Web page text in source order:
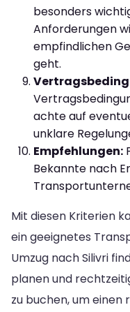
besonders
Anforderungen
empfindlichen
geht.
achte auf
unklare
Empfehlungen:
Bekannte nach
Mit diesen Kriterien
ein geeignetes
Umzug nach Silivri
planen und
zu buchen, um einen